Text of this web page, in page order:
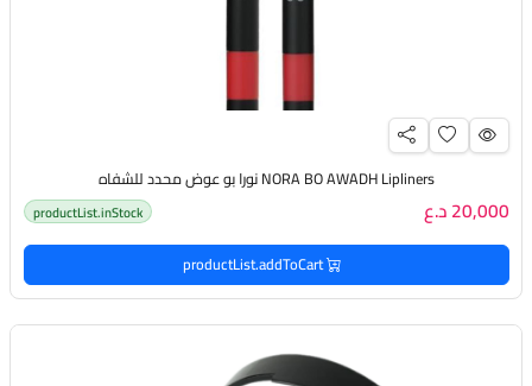
NORA BO AWADH Lipliners نورا بو عوض محدد للشفاه
20,000 د.ع productList.inStock
productList.addToCart